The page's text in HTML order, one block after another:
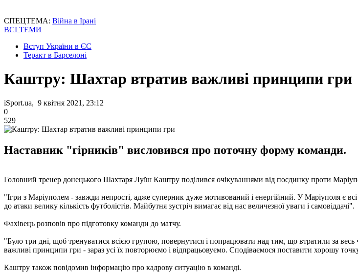
СПЕЦТЕМА: Війна в Ірані
ВСІ ТЕМИ
Вступ України в ЄС
Теракт в Барселоні
Каштру: Шахтар втратив важливі принципи гри
iSport.ua, 9 квітня 2021, 23:12
0
529
Наставник "гірників" висловився про поточну форму команди.
Головний тренер донецького Шахтаря Луїш Каштру поділився очікуваннями від поєдинку проти
"Ігри з Маріуполем - завжди непрості, адже суперник дуже мотивований і енергійний. У Маріуполя є
до атаки велику кількість футболістів. Майбутня зустріч вимагає від нас величезної уваги і самовіддачі".
Фахівець розповів про підготовку команди до матчу.
"Було три дні, щоб тренуватися всією групою, повернутися і попрацювати над тим, що втратили за весь
важливі принципи гри - зараз усі їх повторюємо і відпрацьовуємо. Сподіваємося поставити хорошу
Каштру також повідомив інформацію про кадрову ситуацію в команді.